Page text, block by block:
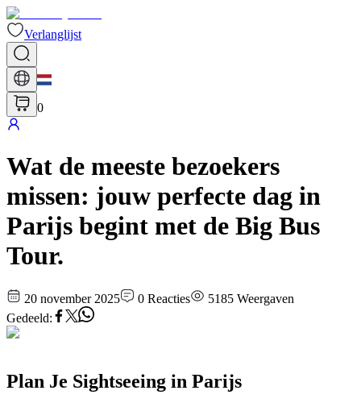
Verlanglijst
0
Wat de meeste bezoekers
missen: jouw perfecte dag in
Parijs begint met de Big Bus
Tour.
20 november 2025 0 Reacties 5185 Weergaven
Gedeeld:
Plan Je Sightseeing in Parijs